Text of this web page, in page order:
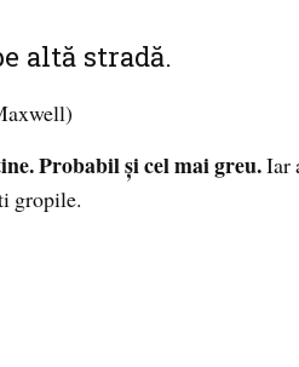
altă stradă.
Probabil şi cel mai greu.Iar
gropile.